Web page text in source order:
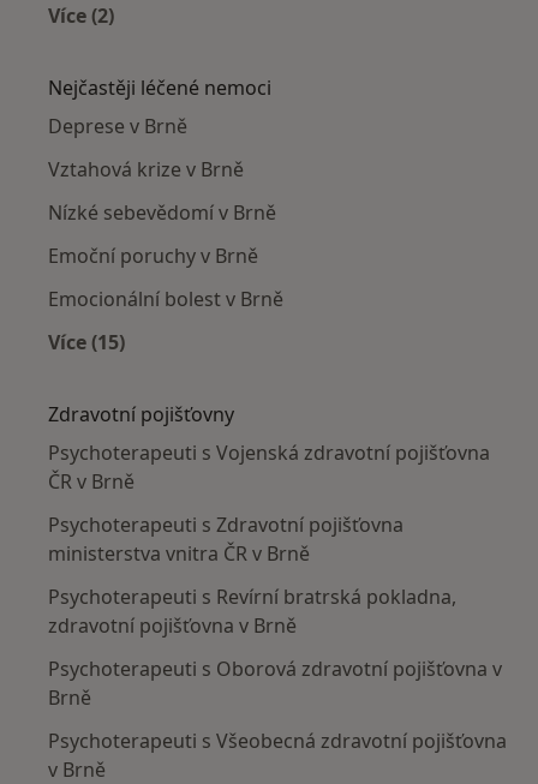
Více (2)
Nejčastěji léčené nemoci
Deprese v Brně
Vztahová krize v Brně
Nízké sebevědomí v Brně
Emoční poruchy v Brně
Emocionální bolest v Brně
Více (15)
Zdravotní pojišťovny
Psychoterapeuti s Vojenská zdravotní pojišťovna
ČR v Brně
Psychoterapeuti s Zdravotní pojišťovna
ministerstva vnitra ČR v Brně
Psychoterapeuti s Revírní bratrská pokladna,
zdravotní pojišťovna v Brně
Psychoterapeuti s Oborová zdravotní pojišťovna v
Brně
Psychoterapeuti s Všeobecná zdravotní pojišťovna
v Brně